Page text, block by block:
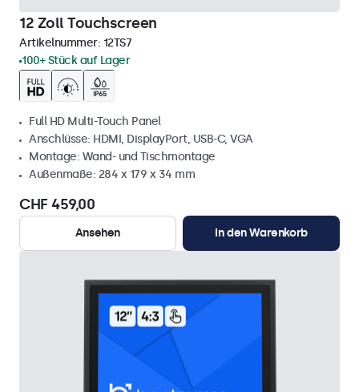
12 Zoll Touchscreen
Artikelnummer: 12TS7
100+ Stück auf Lager
Full HD Multi-Touch Panel
Anschlüsse: HDMI, DisplayPort, USB-C, VGA
Montage: Wand- und Tischmontage
Außenmaße: 284 x 179 x 34 mm
CHF 459,00
Ansehen In den Warenkorb